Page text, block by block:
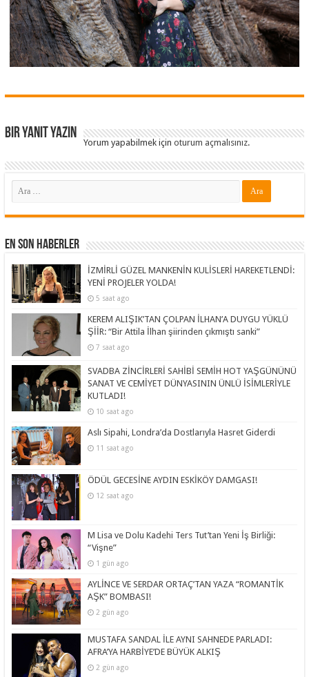
Bir yanıt yazın
Yorum yapabilmek içinoturum açmalısınız.
En Son Haberler
İZMİRLİ GÜZEL MANKENİN KULİSLERİ HAREKETLENDİ:
YENİ PROJELER YOLDA!
5 saat ago
KEREM ALIŞIK’TAN ÇOLPAN İLHAN’A DUYGU YÜKLÜ
ŞİİR: “Bir Attila İlhan şiirinden çıkmıştı sanki”
7 saat ago
SVADBA ZİNCİRLERİ SAHİBİ SEMİH HOT YAŞGÜNÜNÜ
SANAT VE CEMİYET DÜNYASININ ÜNLÜ İSİMLERİYLE
KUTLADI!
10 saat ago
Aslı Sipahi, Londra’da Dostlarıyla Hasret Giderdi
11 saat ago
ÖDÜL GECESİNE AYDIN ESKİKÖY DAMGASI!
12 saat ago
M Lisa ve Dolu Kadehi Ters Tut’tan Yeni İş Birliği:
“Vişne”
1 gün ago
AYLİNCE VE SERDAR ORTAÇ’TAN YAZA “ROMANTİK
AŞK” BOMBASI!
2 gün ago
MUSTAFA SANDAL İLE AYNI SAHNEDE PARLADI:
AFRA’YA HARBİYE’DE BÜYÜK ALKIŞ
2 gün ago